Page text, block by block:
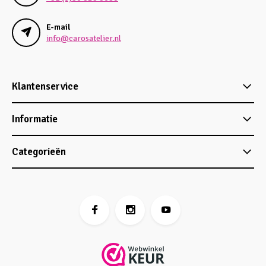
E-mail
info@carosatelier.nl
Klantenservice
Informatie
Categorieën